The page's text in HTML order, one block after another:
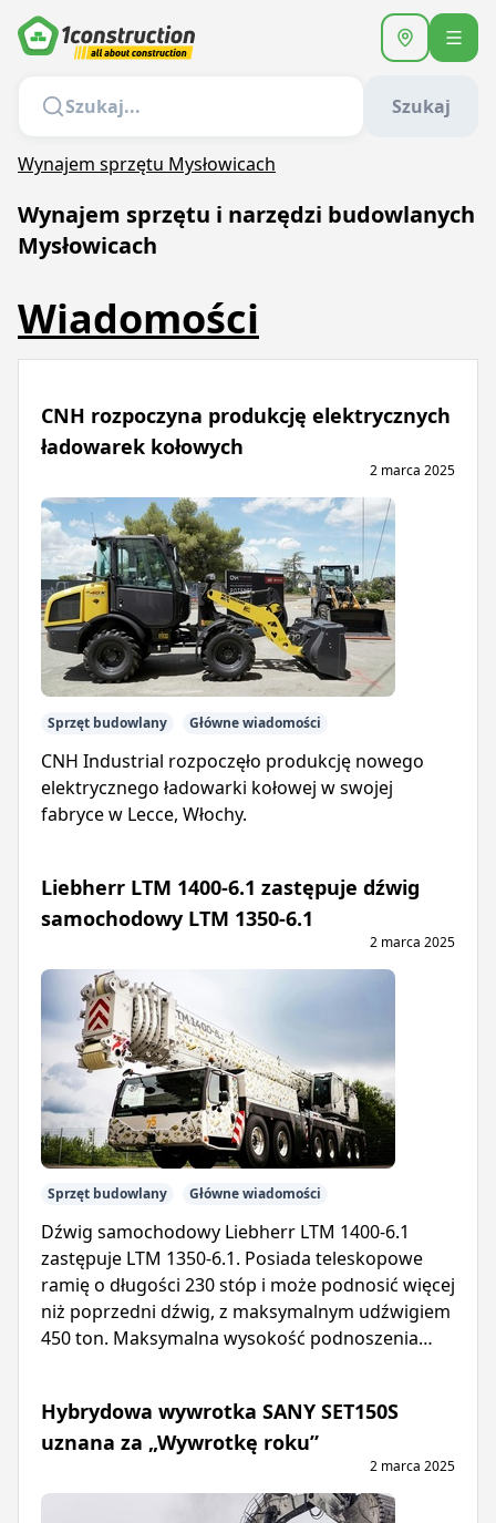
Szukaj
Wynajem sprzętu Mysłowicach
Wynajem sprzętu i narzędzi budowlanych
Mysłowicach
Wiadomości
CNH rozpoczyna produkcję elektrycznych
ładowarek kołowych
2 marca 2025
Sprzęt budowlany Główne wiadomości
CNH Industrial rozpoczęło produkcję nowego
elektrycznego ładowarki kołowej w swojej
fabryce w Lecce, Włochy.
Liebherr LTM 1400-6.1 zastępuje dźwig
samochodowy LTM 1350-6.1
2 marca 2025
Sprzęt budowlany Główne wiadomości
Dźwig samochodowy Liebherr LTM 1400-6.1
zastępuje LTM 1350-6.1. Posiada teleskopowe
ramię o długości 230 stóp i może podnosić więcej
niż poprzedni dźwig, z maksymalnym udźwigiem
450 ton. Maksymalna wysokość podnoszenia
Hybrydowa wywrotka SANY SET150S
uznana za „Wywrotkę roku”
2 marca 2025